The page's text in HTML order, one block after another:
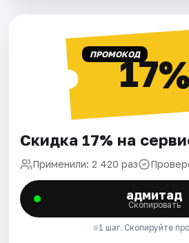
ПРОМОКОД17%
Скидка 17% на
Применили: 2 420 раз
адмитад
Скопировать
1 шаг. Скопируйте